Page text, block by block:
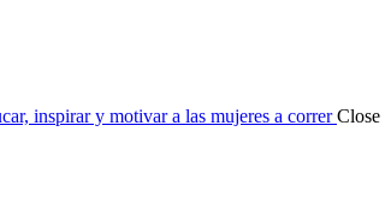
inspirar y motivar a las mujeres a correr Close